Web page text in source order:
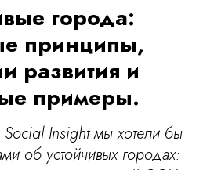
города:
принципы,
развития и
примеры.
Social Insight мы хотели бы
об устойчивых городах: